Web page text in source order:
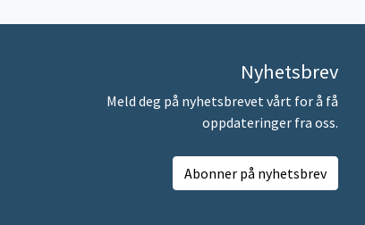
Nyhetsbrev
Meld deg på nyhetsbrevet vårt for å få
oppdateringer fra oss.
Abonner på nyhetsbrev